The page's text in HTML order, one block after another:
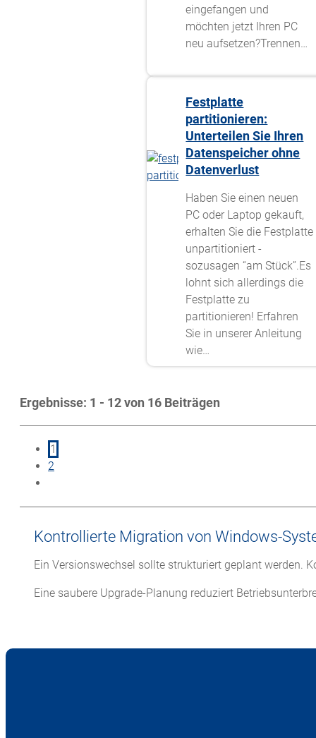
eingefangen und
möchten jetzt Ihren PC
neu aufsetzen?Trennen…
Festplatte
partitionieren:
Unterteilen Sie Ihren
Datenspeicher ohne
Datenverlust
Haben Sie einen neuen
PC oder Laptop gekauft,
erhalten Sie die Festplatte
unpartitioniert -
sozusagen “am Stück”.Es
lohnt sich allerdings die
Festplatte zu
partitionieren! Erfahren
Sie in unserer Anleitung
wie…
Ergebnisse: 1 - 12 von 16 Beiträgen
1
2
Kontrollierte Migration von Windows-
Ein Versionswechsel sollte strukturiert geplant werden.
Eine saubere Upgrade-Planung reduziert